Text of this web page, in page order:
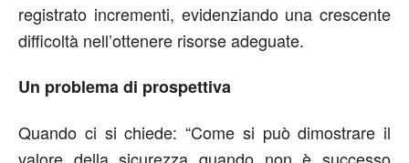
registrato incrementi, evidenziando una crescente
difficoltà nell’ottenere risorse adeguate.
Un problema di prospettiva
Quando ci si chiede: “Come si può dimostrare il